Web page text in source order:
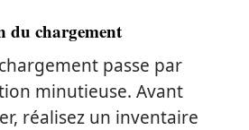
du chargement
passe par
minutieuse. Avant
réalisez un inventaire